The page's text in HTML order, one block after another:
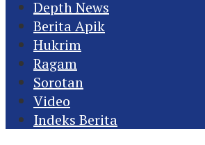
Depth News
Berita Apik
Hukrim
Ragam
Sorotan
Video
Indeks Berita